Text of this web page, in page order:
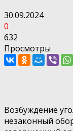
30.09.2024
0
632
Просмотры
Возбуждение
незаконный